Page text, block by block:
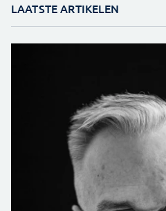
LAATSTE ARTIKELEN